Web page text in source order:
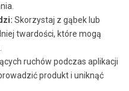
Skorzystaj z gąbek lub
twardości, które mogą
ruchów podczas aplikacji
produkt i uniknąć